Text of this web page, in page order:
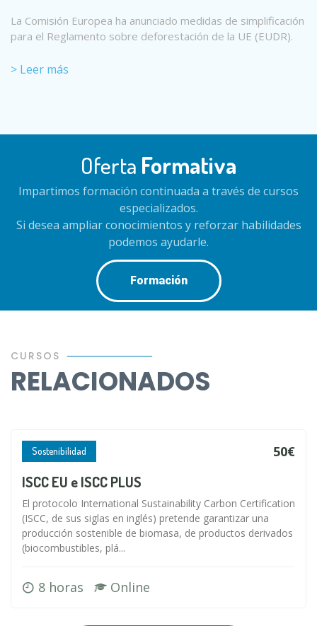
La Comisión Europea ha anunciado medidas de simplificación
para el Reglamento sobre deforestación de la UE (EUDR).
> Leer más
Oferta Formativa
Impartimos formación continuada a través de cursos
especializados.
Si desea ampliar conocimientos y reforzar habilidades
podemos ayudarle.
Formación
CURSOS
RELACIONADOS
Sostenibilidad 50€
ISCC EU e ISCC PLUS
El protocolo International Sustainability Carbon Certification
(ISCC, de sus siglas en inglés) pretende garantizar una
producción sostenible de biomasa, de productos derivados
(biocombustibles, plá...
8 horas Online